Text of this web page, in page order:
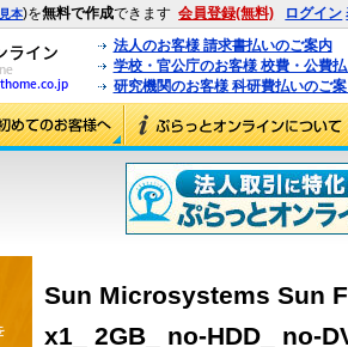
見本)を無料で作成できます 会員登録(無料) ログイン
法人のお客様 請求書払いのご案内
学校・官公庁のお客様 校費・公費
研究機関のお客様 科研費払いのご
Sun Microsystems Sun
x1_ 2GB_ no-HDD_ no-